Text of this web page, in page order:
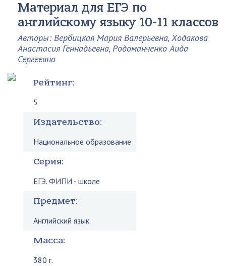
Материал для ЕГЭ по
английскому языку 10-11 классов
Авторы: Вербицкая Мария Валерьевна, Ходакова
Анастасия Геннадьевна, Родоманченко Аида
Сергеевна
Рейтинг:
5
Издательство:
Национальное образование
Серия:
ЕГЭ. ФИПИ - школе
Предмет:
Английский язык
Масса:
380 г.